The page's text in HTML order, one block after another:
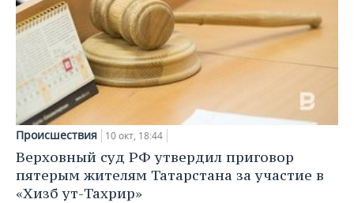
Происшествия 10 окт, 18:44
Верховный суд РФ утвердил приговор
пятерым жителям Татарстана за участие в
«Хизб ут-Тахрир»